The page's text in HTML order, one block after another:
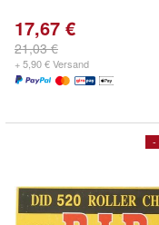
17,67 €
21,03 €
+ 5,90 € Versand
-